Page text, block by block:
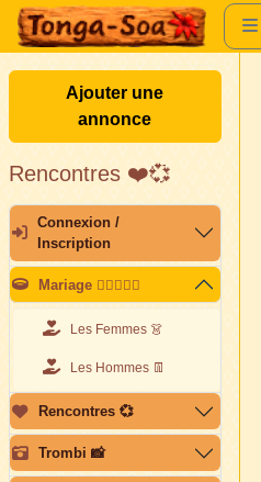
Ajouter une
annonce
Rencontres ❤️💞
Connexion /
Inscription
Mariage 👩🏽‍❤️‍👨🏽
Les Femmes 👗
Les Hommes 👖
Rencontres 💞
Trombi 📸